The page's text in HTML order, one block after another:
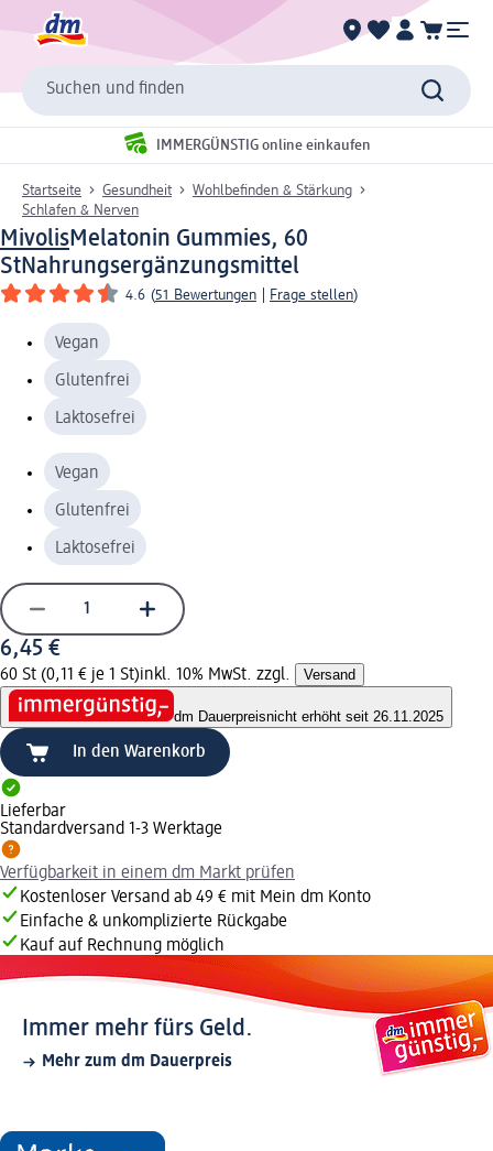
Suchen und finden
IMMERGÜNSTIG online einkaufen
Startseite Gesundheit
Wohlbefinden & Stärkung
Schlafen & Nerven
MivolisMelatonin Gummies, 60
StNahrungsergänzungsmittel
4.6 (51 Bewertungen Frage stellen)
Vegan
Glutenfrei
Laktosefrei
Vegan
Glutenfrei
Laktosefrei
6,45 €
60 St (0,11 € je 1 St)inkl. 10% MwSt. zzgl. Versand
dm Dauerpreisnicht erhöht seit 26.11.2025
In den Warenkorb
Lieferbar
Standardversand 1-3 Werktage
Verfügbarkeit in einem dm Markt prüfen
Kostenloser Versand ab 49 € mit Mein dm Konto
Einfache & unkomplizierte Rückgabe
Kauf auf Rechnung möglich
Immer mehr fürs Geld.
Mehr zum dm Dauerpreis